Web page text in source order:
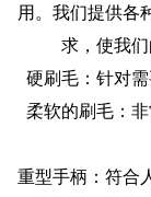
用。我们提供各
求，使我
硬刷毛：针对
柔软的刷毛：
重型手柄：符合